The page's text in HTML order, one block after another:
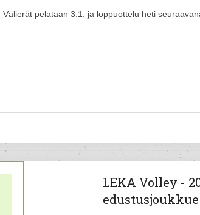
pelataan 3.1. ja loppuottelu heti
LEKA Volley -
edustusjoukkue